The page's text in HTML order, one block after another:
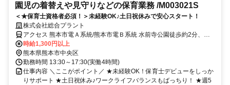
園児の着替えや見守りなどの保育業務 /M003021S
＜★保育士資格者必須！＞未経験OK♪土日祝休みで安心スタート！
株式会社総合プラント
アクセス 熊本市電Ａ系統/熊本市電Ｂ系統 水前寺公園徒歩約2分、熊
本市電Ａ系統/熊本市電Ｂ系統 市立体育館前徒歩約2分、熊本市電Ａ系
統/熊本市電Ｂ系統 国府（熊本県）徒歩約7分 熊本県熊本市中央区出
水１丁目
時給1,300円以上
熊本県熊本市中央区
勤務時間 13:30～17:30(実働4時間)
仕事内容 ＼ここがポイント／ ★未経験OK！保育士デビューをしっか
りサポート ★土日祝休み♪ワークライフバランスもばっちり！ ★週5